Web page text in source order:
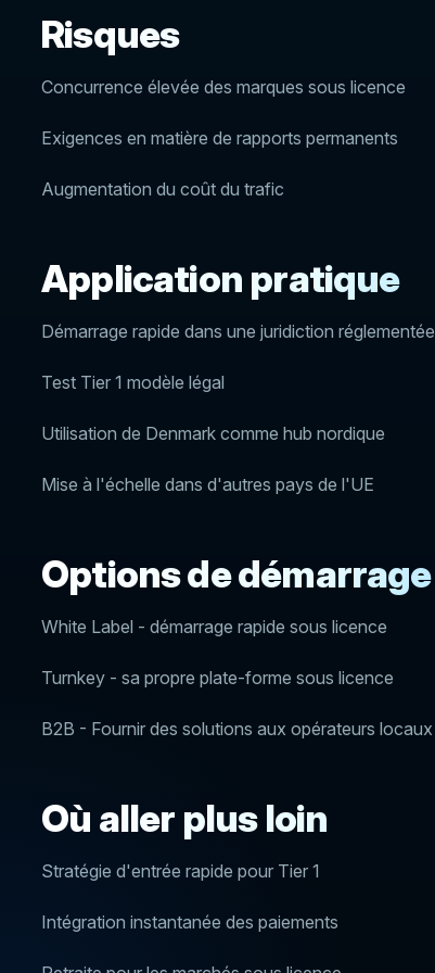
Risques
Concurrence élevée des marques sous licence
Exigences en matière de rapports permanents
Augmentation du coût du trafic
Application pratique
Démarrage rapide dans une juridiction réglementée
Test Tier 1 modèle légal
Utilisation de Denmark comme hub nordique
Mise à l'échelle dans d'autres pays de l'UE
Options de démarrage
White Label - démarrage rapide sous licence
Turnkey - sa propre plate-forme sous licence
B2B - Fournir des solutions aux opérateurs locaux
Où aller plus loin
Stratégie d'entrée rapide pour Tier 1
Intégration instantanée des paiements